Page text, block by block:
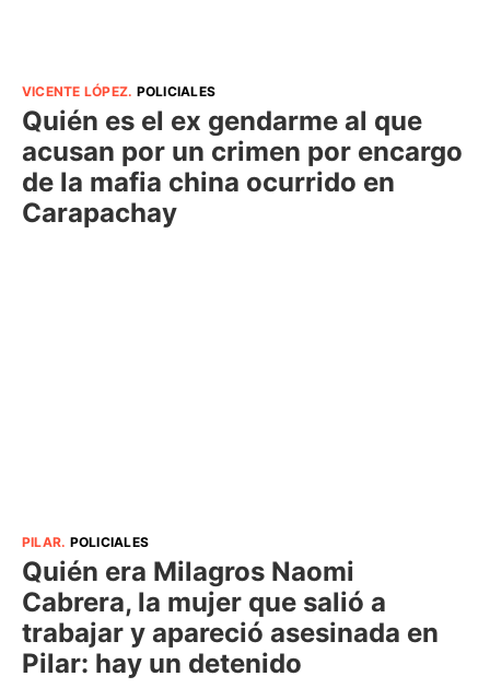
VICENTE LÓPEZ. POLICIALES
Quién es el ex gendarme al que
acusan por un crimen por encargo
de la mafia china ocurrido en
Carapachay
PILAR. POLICIALES
Quién era Milagros Naomi
Cabrera, la mujer que salió a
trabajar y apareció asesinada en
Pilar: hay un detenido